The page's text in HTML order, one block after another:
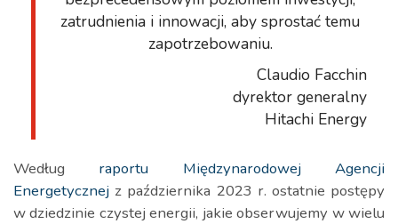
zatrudnienia i innowacji, aby sprostać temu
zapotrzebowaniu.
Claudio Facchin
dyrektor generalny
Hitachi Energy
Według raportu Międzynarodowej Agencji
Energetycznej z października 2023 r. ostatnie postępy
w dziedzinie czystej energii, jakie obserwujemy w wielu